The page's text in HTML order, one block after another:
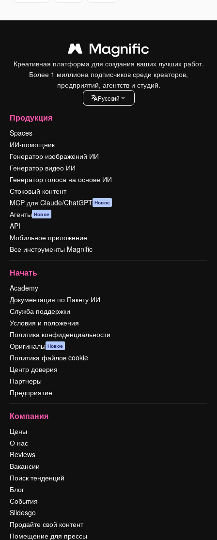
Креативная платформа для создания ваших лучших работ.
Более 1 миллиона подписчиков среди креаторов,
предприятий, агентств и студий.
Pусский
Продукция
Spaces
ИИ-помощник
Генератор изображений ИИ
Генератор видео ИИ
Генератор голоса на основе ИИ
Стоковый контент
MCP для Claude/ChatGPT Новое
Агенты Новое
API
Мобильное приложение
Все инструменты Magnific
Начать
Academy
Документация по Пакету ИИ
Служба поддержки
Условия и положения
Политика конфиденциальности
Оригиналы Новое
Политика файлов cookie
Центр доверия
Партнеры
Предприятие
Компания
Цены
О нас
Reviews
Вакансии
Поиск тенденций
Блог
События
Slidesgo
Продайте свой контент
Помещение для прессы